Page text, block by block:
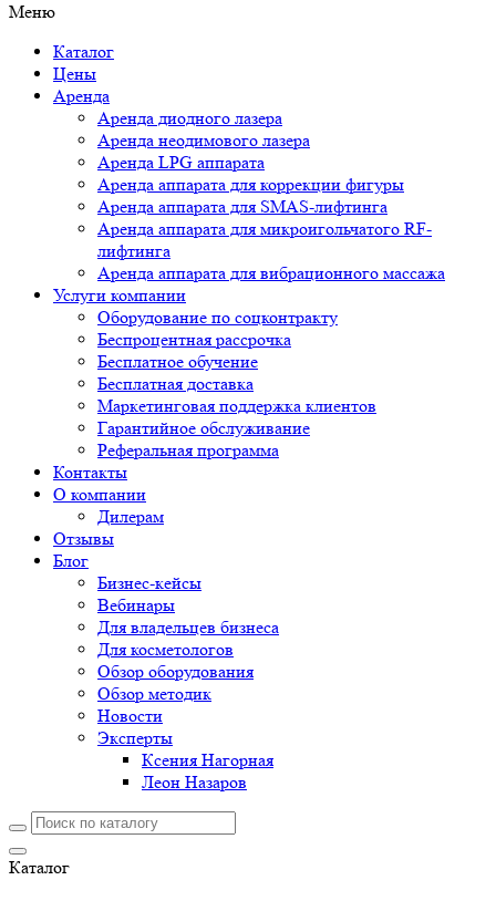
Меню
Каталог
Цены
Аренда
Аренда диодного лазера
Аренда неодимового лазера
Аренда LPG аппарата
Аренда аппарата для коррекции фигуры
Аренда аппарата для SMAS-лифтинга
Аренда аппарата для микроигольчатого RF-
лифтинга
Аренда аппарата для вибрационного массажа
Услуги компании
Оборудование по соцконтракту
Беспроцентная рассрочка
Бесплатное обучение
Бесплатная доставка
Маркетинговая поддержка клиентов
Гарантийное обслуживание
Реферальная программа
Контакты
О компании
Дилерам
Отзывы
Блог
Бизнес-кейсы
Вебинары
Для владельцев бизнеса
Для косметологов
Обзор оборудования
Обзор методик
Новости
Эксперты
Ксения Нагорная
Леон Назаров
Каталог